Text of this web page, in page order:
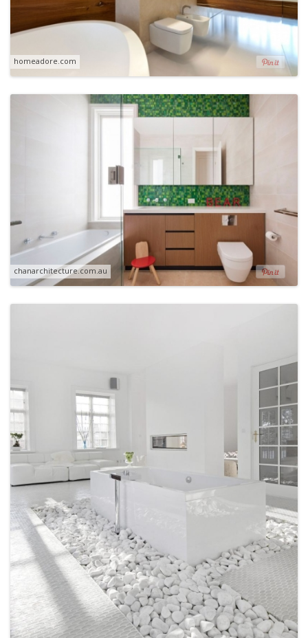
homeadore.com
chanarchitecture.com.au